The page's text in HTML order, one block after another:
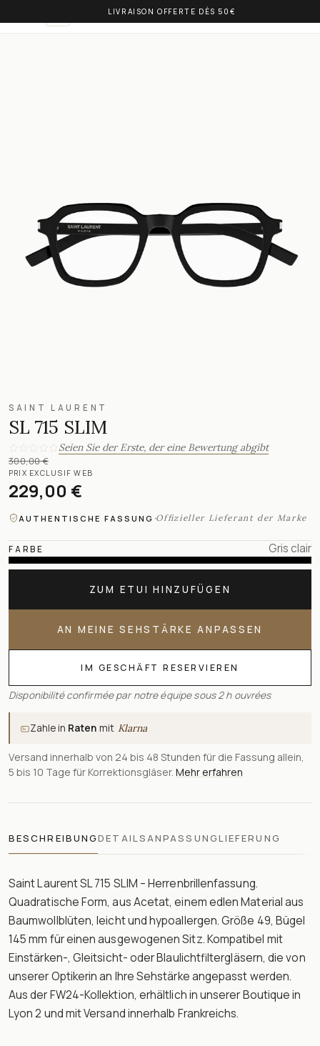
LIVRAISON OFFERTE DÈS 50€
OLIVIA BALM
SAINT LAURENT
SL 715 SLIM
Seien Sie der Erste, der eine Bewertung abgibt
300,00 €
PRIX EXCLUSIF WEB
229,00 €
AUTHENTISCHE FASSUNG ·Offizieller Lieferant der Marke
FARBE Gris clair
ZUM ETUI HINZUFÜGEN
AN MEINE SEHSTÄRKE ANPASSEN
IM GESCHÄFT RESERVIEREN
Disponibilité confirmée par notre équipe sous 2 h ouvrées
Zahle in Raten mit Klarna
Versand innerhalb von 24 bis 48 Stunden für die Fassung allein,
5 bis 10 Tage für Korrektionsgläser. Mehr erfahren
BESCHREIBUNGDETAILSANPASSUNGLIEFERUNG
Saint Laurent SL 715 SLIM – Herrenbrillenfassung.
Quadratische Form, aus Acetat, einem edlen Material aus
Baumwollblüten, leicht und hypoallergen. Größe 49, Bügel
145 mm für einen ausgewogenen Sitz. Kompatibel mit
Einstärken-, Gleitsicht- oder Blaulichtfiltergläsern, die von
unserer Optikerin an Ihre Sehstärke angepasst werden.
Aus der FW24-Kollektion, erhältlich in unserer Boutique in
Lyon 2 und mit Versand innerhalb Frankreichs.